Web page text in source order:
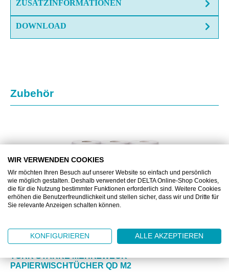
ZUSATZINFORMATIONEN
DOWNLOAD
Produktgalerie überspringen
Zubehör
ML130044
TORK STARKE MEHRZWECK
PAPIERWISCHTÜCHER QD M2
WIR VERWENDEN COOKIES
Wir möchten Ihren Besuch auf unserer Website so einfach und persönlich
wie möglich gestalten. Deshalb verwendet der DELTA Online-Shop Cookies,
die für die Nutzung bestimmter Funktionen erforderlich sind. Weitere Cookies
erhöhen die Benutzerfreundlichkeit und stellen sicher, dass wir und Dritte für
Sie relevante Anzeigen schalten können.
KONFIGURIEREN ALLE AKZEPTIEREN